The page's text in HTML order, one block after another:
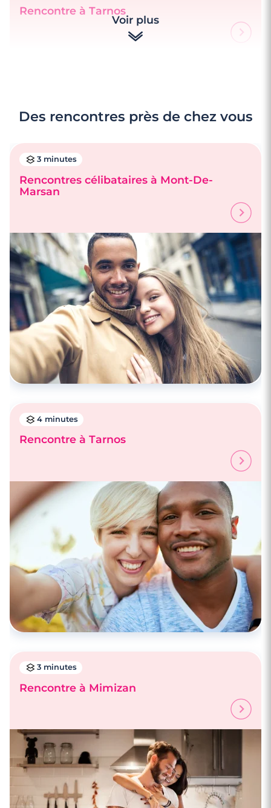
Rencontre à Tarnos
3 minutes
Rencontre à Soustons
4 minutes
Rencontre à Saint-Sever
3 minutes
Rencontres célibataires à Parentis-En-
Born
Voir plus
Des rencontres près de chez vous
3 minutes
Rencontres célibataires à Mont-De-
Marsan
4 minutes
Rencontre à Tarnos
3 minutes
Rencontre à Mimizan